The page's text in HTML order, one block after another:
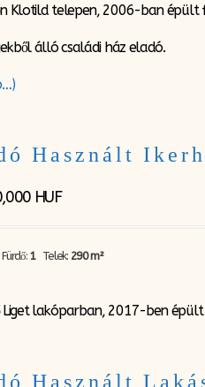
Klotild telepen, 2006-ban épült
álló családi ház eladó.
Használt
HUF
Fürdő: 1 Telek: 290 m²
Liget lakóparban, 2017-ben
Használt